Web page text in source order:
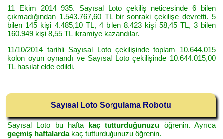
11 Ekim 2014 935. Sayısal Loto çekiliş neticesinde 6 bilen
çıkmadığından 1.543.767,60 TL bir sonraki çekilişe devretti. 5
bilen 145 kişi 4.485,10 TL, 4 bilen 8.423 kişi 58,45 TL, 3 bilen
160.949 kişi 8,55 TL ikramiye kazandılar.
11/10/2014 tarihli Sayısal Loto çekilişinde toplam 10.644.015
kolon oyun oynandı ve Sayısal Loto çekilişinde 10.644.015,00
TL hasılat elde edildi.
Sayısal Loto Sorgulama Robotu
Sayısal Loto bu hafta kaç tutturduğunuzu öğrenin. Ayrıca
geçmiş haftalardakaç tutturduğunuzu öğrenin.